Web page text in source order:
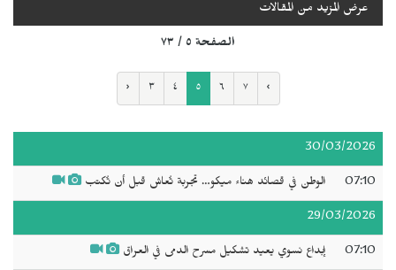
عرض المزيد من المقالات
الصفحة ٥ / ٧٣
‹ ٣ ٤ ٥ ٦ ٧ ›
30/03/2026
07:10 الوطن في قصائد هناء ميكو… تجربة تُعاش قبل أن تُكتب
29/03/2026
07:10 إبداع نسوي يعيد تشكيل مسرح الدمى في العراق